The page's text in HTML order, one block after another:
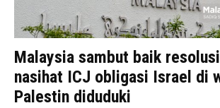
Malaysia sambut baik
nasihat ICJ obligasi Israel di
Palestin diduduki